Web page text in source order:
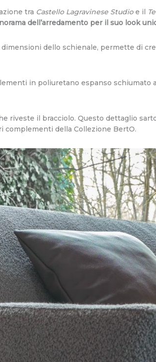
tra Castello Lagravinese Studioe il
dell’arredamento per il suo look
dello schienale, permette di
in poliuretano espanso schiumato
riveste il bracciolo. Questo dettaglio
complementi della Collezione BertO.